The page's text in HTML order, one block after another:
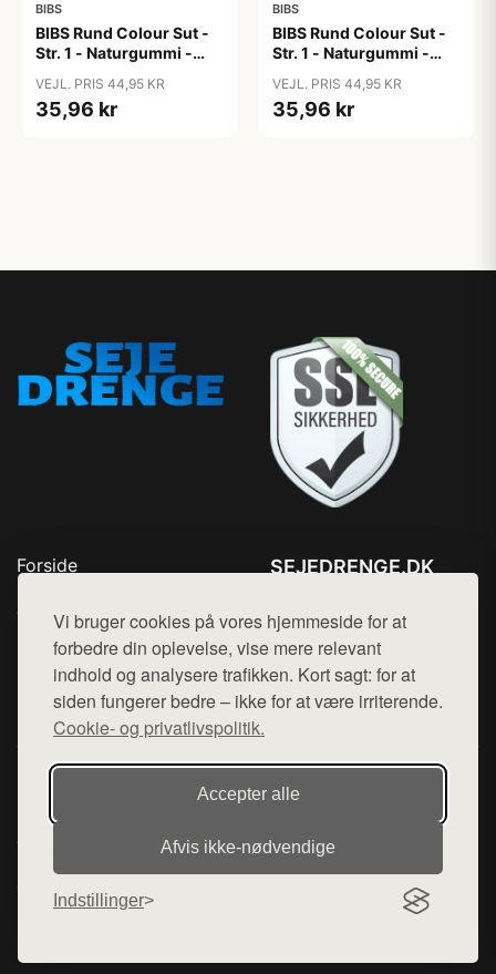
Vi bruger cookies på vores hjemmeside for at
forbedre din oplevelse, vise mere relevant
indhold og analysere trafikken. Kort sagt: for at
siden fungerer bedre – ikke for at være irriterende.
Cookie- og privatlivspolitik.
Accepter alle
Afvis ikke‑nødvendige
Indstillinger
BIBS
BIBS Rund Colour Sut -
Str. 1 - Naturgummi -
VEJL. PRIS 44,95 KR
35,96 kr
BIBS
BIBS Rund Colour Sut -
Str. 1 - Naturgummi -
VEJL. PRIS 44,95 KR
35,96 kr
Forside
Top Rabatter
Kontakt
SEJEDRENGE.DK
Mail: hej@want.dk
Cookie- og privatlivspolitik
Denne side er en del af want.dk, der udgiver en række
hjemmesider med præsentation af forskellige produkter fra
diverse webshops. Der sælges ikke varer fra denne side - vi
henviser til de shops, som sælger varen. Vi har heller ikke
varerne på lager.